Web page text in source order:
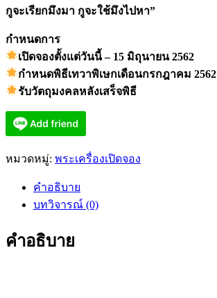
กูจะเรียกมึงมา กูจะใช้มึงไปหา”
กำหนดการ
เปิดจองตั้งแต่วันนี้ – 15 มิถุนายน 2562
กำหนดพิธีเทวาพิเษกเดือนกรกฎาคม 2562
รับวัตถุมงคลหลังเสร็จพิธี
หมวดหมู่: พระเครื่องเปิดจอง
คำอธิบาย
บทวิจารณ์ (0)
คำอธิบาย